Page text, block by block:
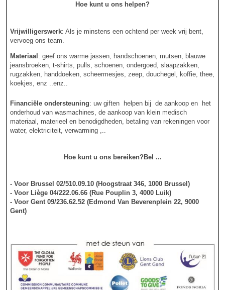
Hoe kunt u ons helpen?
Vrijwilligerswerk: Als je minstens een ochtend per week vrij bent,
vervoeg ons team.
Materiaal : geef ons warme jassen, handschoenen, mutsen, blauwe
jeansbroeken, t-shirts, pulls, schoenen, ondergoed, slaapzakken,
rugzakken, handdoeken, scheermesjes, zeep, douchegel, koffie, thee,
koekjes, enz ..enz..
Financiële ondersteuning: uw giften helpen bij de aankoop en het
onderhoud van wasmachines, de aankoop van klein medisch
materiaal, materieel en benodigdheden, betaling van rekeningen voor
water, elektriciteit, verwarming ,..
Hoe kunt u ons bereiken? Bel ...
- Voor Brussel 02/510.09.10 (Hoogstraat 346, 1000 Brussel)
- Voor Liège 04/222.06.66 (Rue Pouplin 3, 4000 Luik)
- Voor Gent 09/236.62.52 (Edmond Van Beverenplein 22, 9000
Gent)